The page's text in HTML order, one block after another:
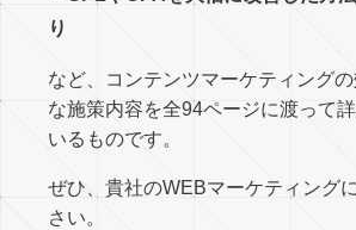
り
など、コンテンツマーケティング
な施策内容を全94ページに渡って
いるものです。
ぜひ、貴社のWEBマーケティング
さい。